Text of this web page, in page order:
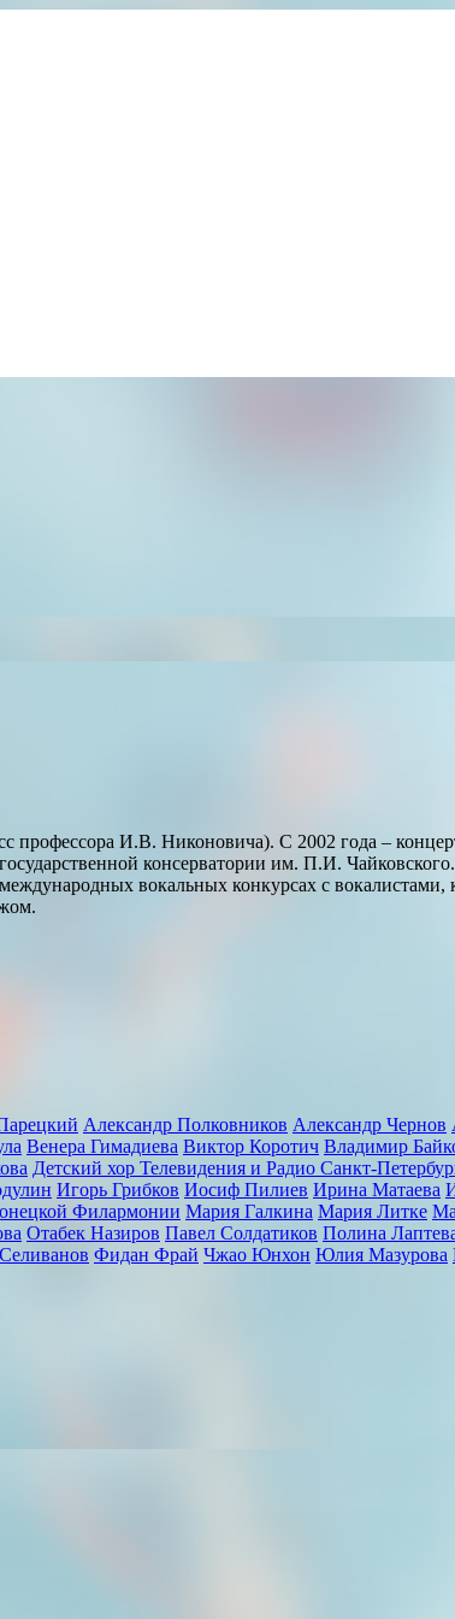
профессора И.В. Никоновича). С 2002 года –
консерватории им. П.И.
вокальных конкурсах с
Александр Полковников Александр Чернов
Венера Гимадиева Виктор Коротич Владимир
Детский хор Телевидения и Радио Санкт-
Игорь Грибков Иосиф Пилиев Ирина Матаева
Филармонии Мария Галкина Мария Литке
Отабек Назиров Павел Солдатиков Полина
Фидан Фрай Чжао Юнхон Юлия Мазурова